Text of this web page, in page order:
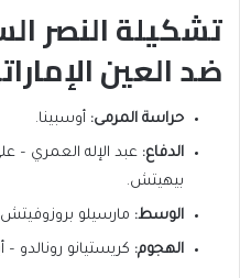
تشكيلة النصر
ضد العين
حراسة المرمى: أوسبينا.
الدفاع: عبد الإله العمري –
بيهيتش.
الوسط: مارسيلو بروزوفيتش
الهجوم: كريستيانو رونالدو